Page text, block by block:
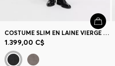
COSTUME SLIM EN LAINE VIERGE ITALIENNE À MICRO MOTIF
1.399,00 C$